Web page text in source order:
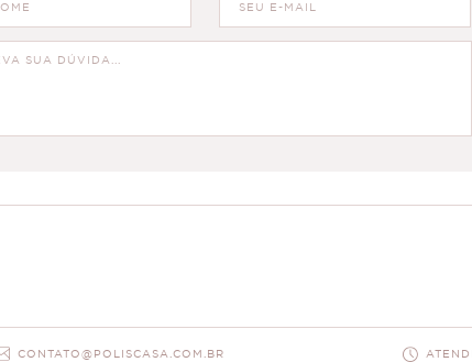
CONTATO@POLISCASA.COM.BR